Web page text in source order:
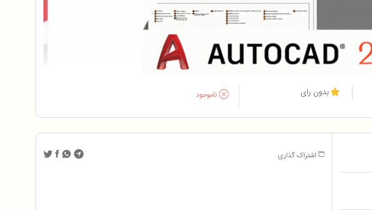
بدون رای ناموجود
اشتراک گذاری